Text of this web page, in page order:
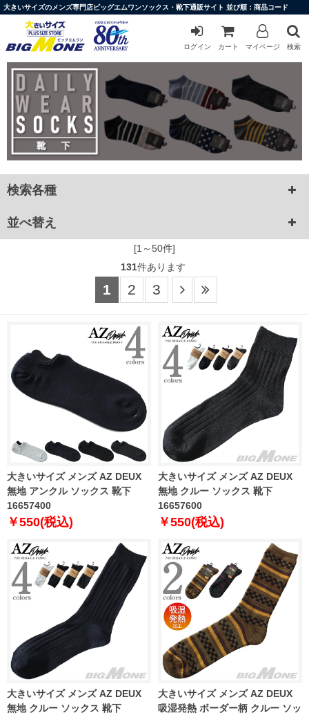
大きいサイズのメンズ専門店ビッグエムワンソックス・靴下通販サイト 並び順：商品コード
ログイン カート マイページ 検索
検索各種
並べ替え
[1～50件]
131件あります
1 2 3
大きいサイズ メンズ AZ DEUX
無地 アンクル ソックス 靴下
16657400
￥550(税込)
大きいサイズ メンズ AZ DEUX
無地 クルー ソックス 靴下
16657600
￥550(税込)
大きいサイズ メンズ AZ DEUX
無地 クルー ソックス 靴下
大きいサイズ メンズ AZ DEUX
吸湿発熱 ボーダー柄 クルー ソッ